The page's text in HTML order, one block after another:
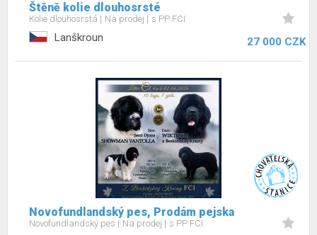
Štěně kolie dlouhosrsté
Kolie dlouhosrstá Na prodej s PP FCI
Lanškroun 27 000 CZK
Novofundlandský pes, Prodám pejska
Novofundlandský pes Na prodej s PP FCI